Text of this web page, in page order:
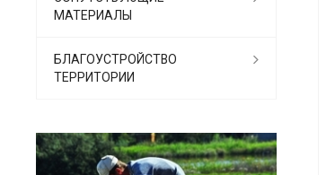
МАТЕРИАЛЫ
БЛАГОУСТРОЙСТВО
ТЕРРИТОРИИ